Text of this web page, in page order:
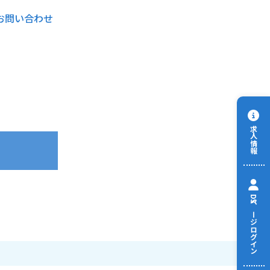
問い合わせ
求人情報
DSページログイン